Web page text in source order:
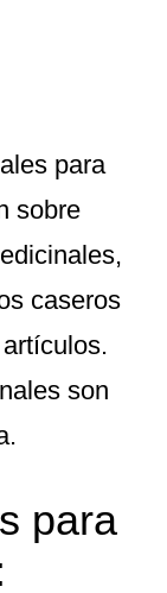
para
sobre
caseros
son
para